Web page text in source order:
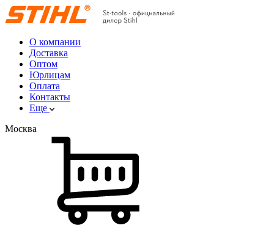
О компании
Доставка
Оптом
Юрлицам
Оплата
Контакты
Еще
Москва